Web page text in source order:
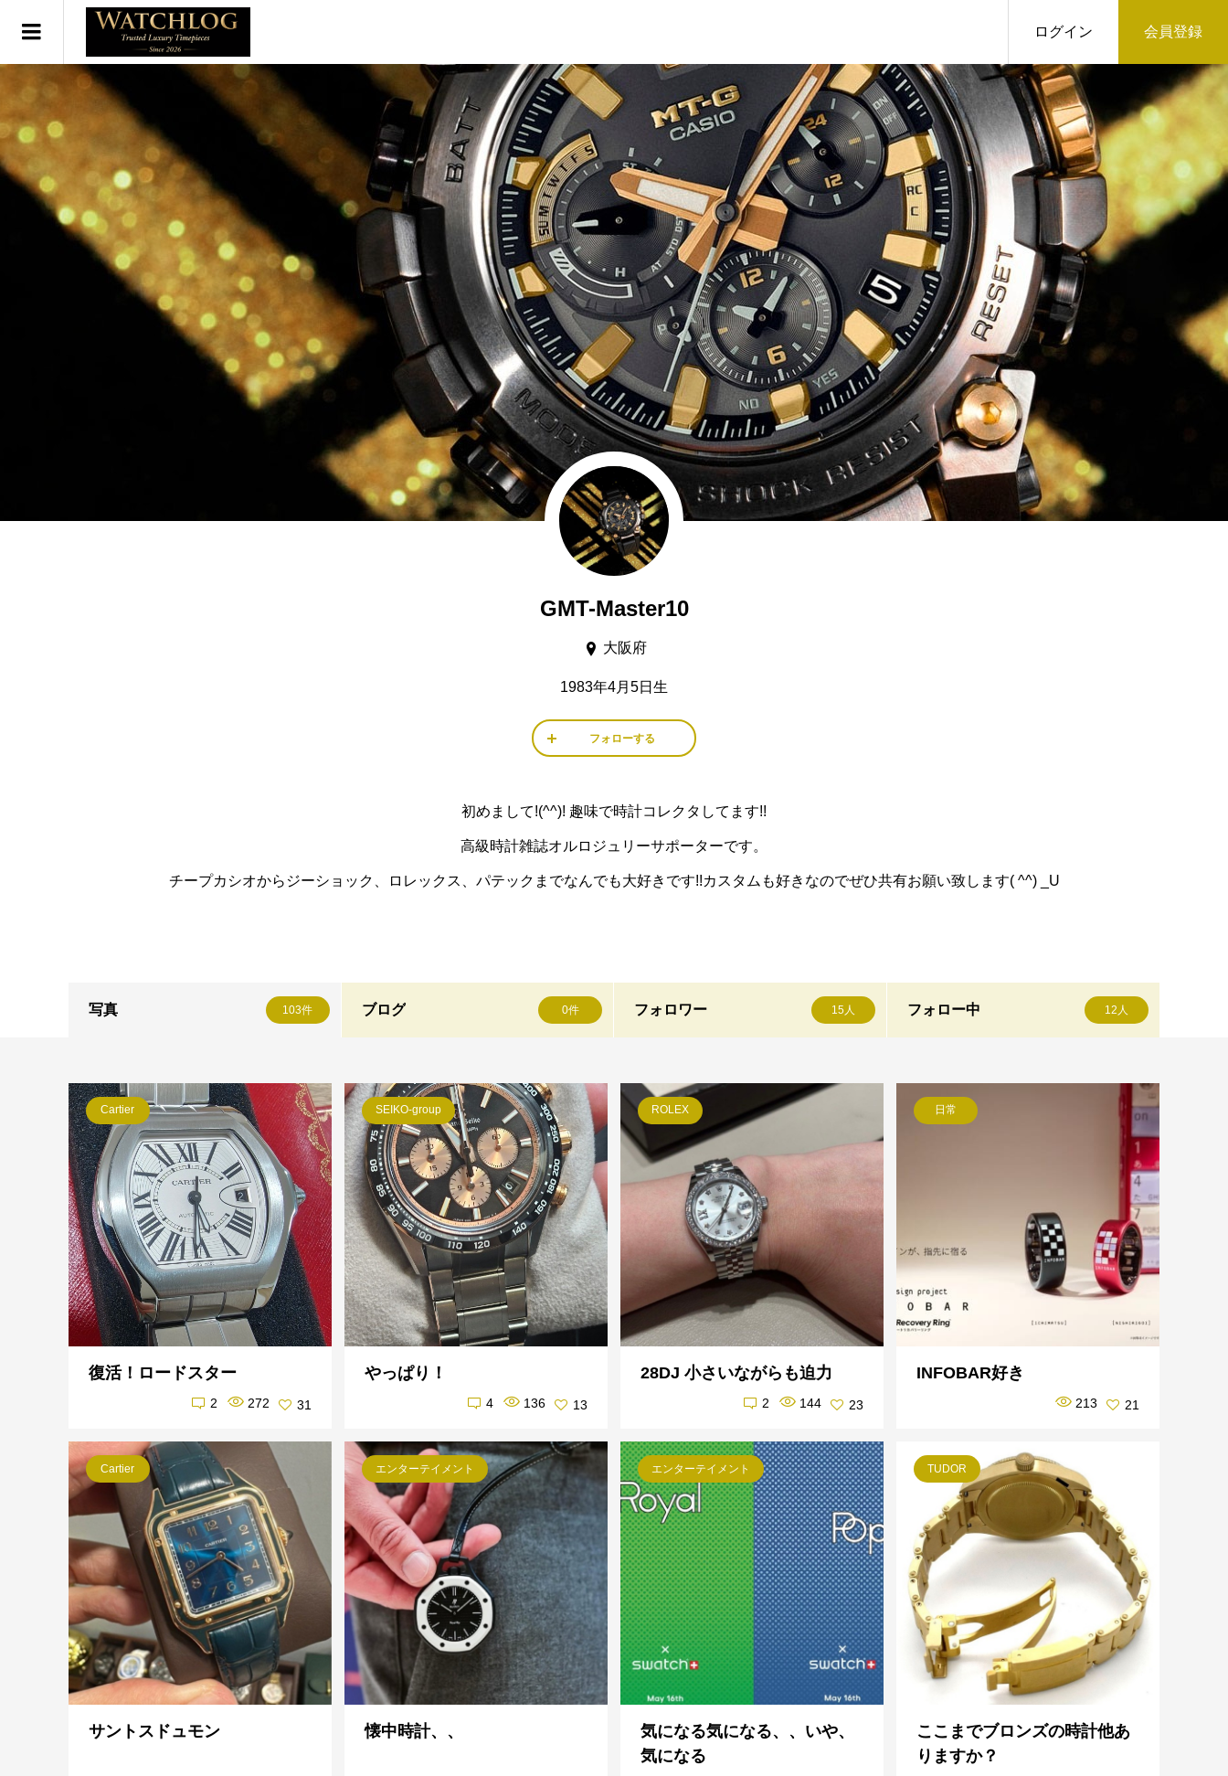
ログイン 会員登録
GMT-Master10
大阪府
1983年4月5日生
フォローする
初めまして!(^^)! 趣味で時計コレクタしてます!!
高級時計雑誌オルロジュリーサポーターです。
チープカシオからジーショック、ロレックス、パテックまでなんでも大好きです!!カスタムも好きなのでぜひ共有お願い致します( ^^) _U
写真 103件 ブログ 0件 フォロワー 15人 フォロー中 12人
Cartier
復活！ロードスター
2 272 31
SEIKO-group
やっぱり！
4 136 13
ROLEX
28DJ 小さいながらも迫力
2 144 23
日常
INFOBAR好き
213 21
Cartier
サントスドュモン
エンターテイメント
懐中時計、、
エンターテイメント
気になる気になる、、いや、
気になる
TUDOR
ここまでブロンズの時計他あ
りますか？